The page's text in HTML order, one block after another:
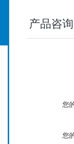
产品咨询
您
您